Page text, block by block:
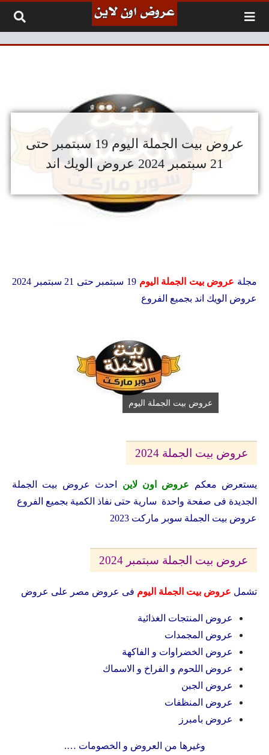
عروض بيت الجملة اليوم 19 سبتمبر حتى
21 سبتمبر 2024 عروض الويك اند
مجلة عروض بيت الجملة اليوم
19 سبتمبر حتى 21 سبتمبر 2024
عروض الويك اند بجميع الفروع
عروض بيت الجملة اليوم
عروض بيت الجملة 2024
يستعرض معكم عروض اون لاين احدث عروض بيت الجملة
الجديدة فى صفحة واحدة سارية حتى نفاذ الكمية بجميع الفروع
عروض بيت الجملة سوبر ماركت 2023
عروض بيت الجملة سبتمبر 2024
تشمل عروض بيت الجملة اليوم فى عروض مصر على عروض
عروض المنتجات الغذائية
عروض المجمدات
عروض الخضراوات و الفاكهة
عروض اللحوم و الفراخ و الاسماك
عروض الجبن
عروض المنظفات
عروض بامبرز
وغيرها من العروض و الخصومات ….